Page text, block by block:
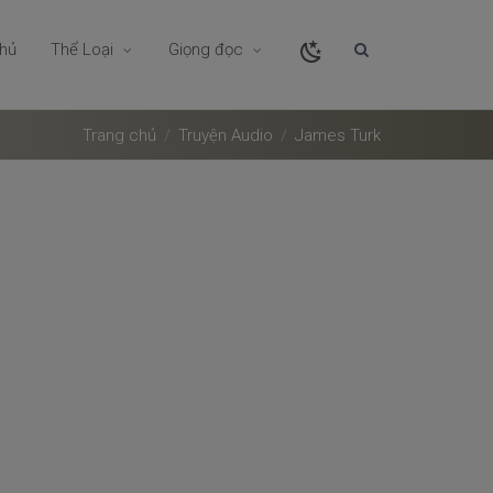
Thể Loại Giọng đọc
Trang chủ Truyện Audio James Turk